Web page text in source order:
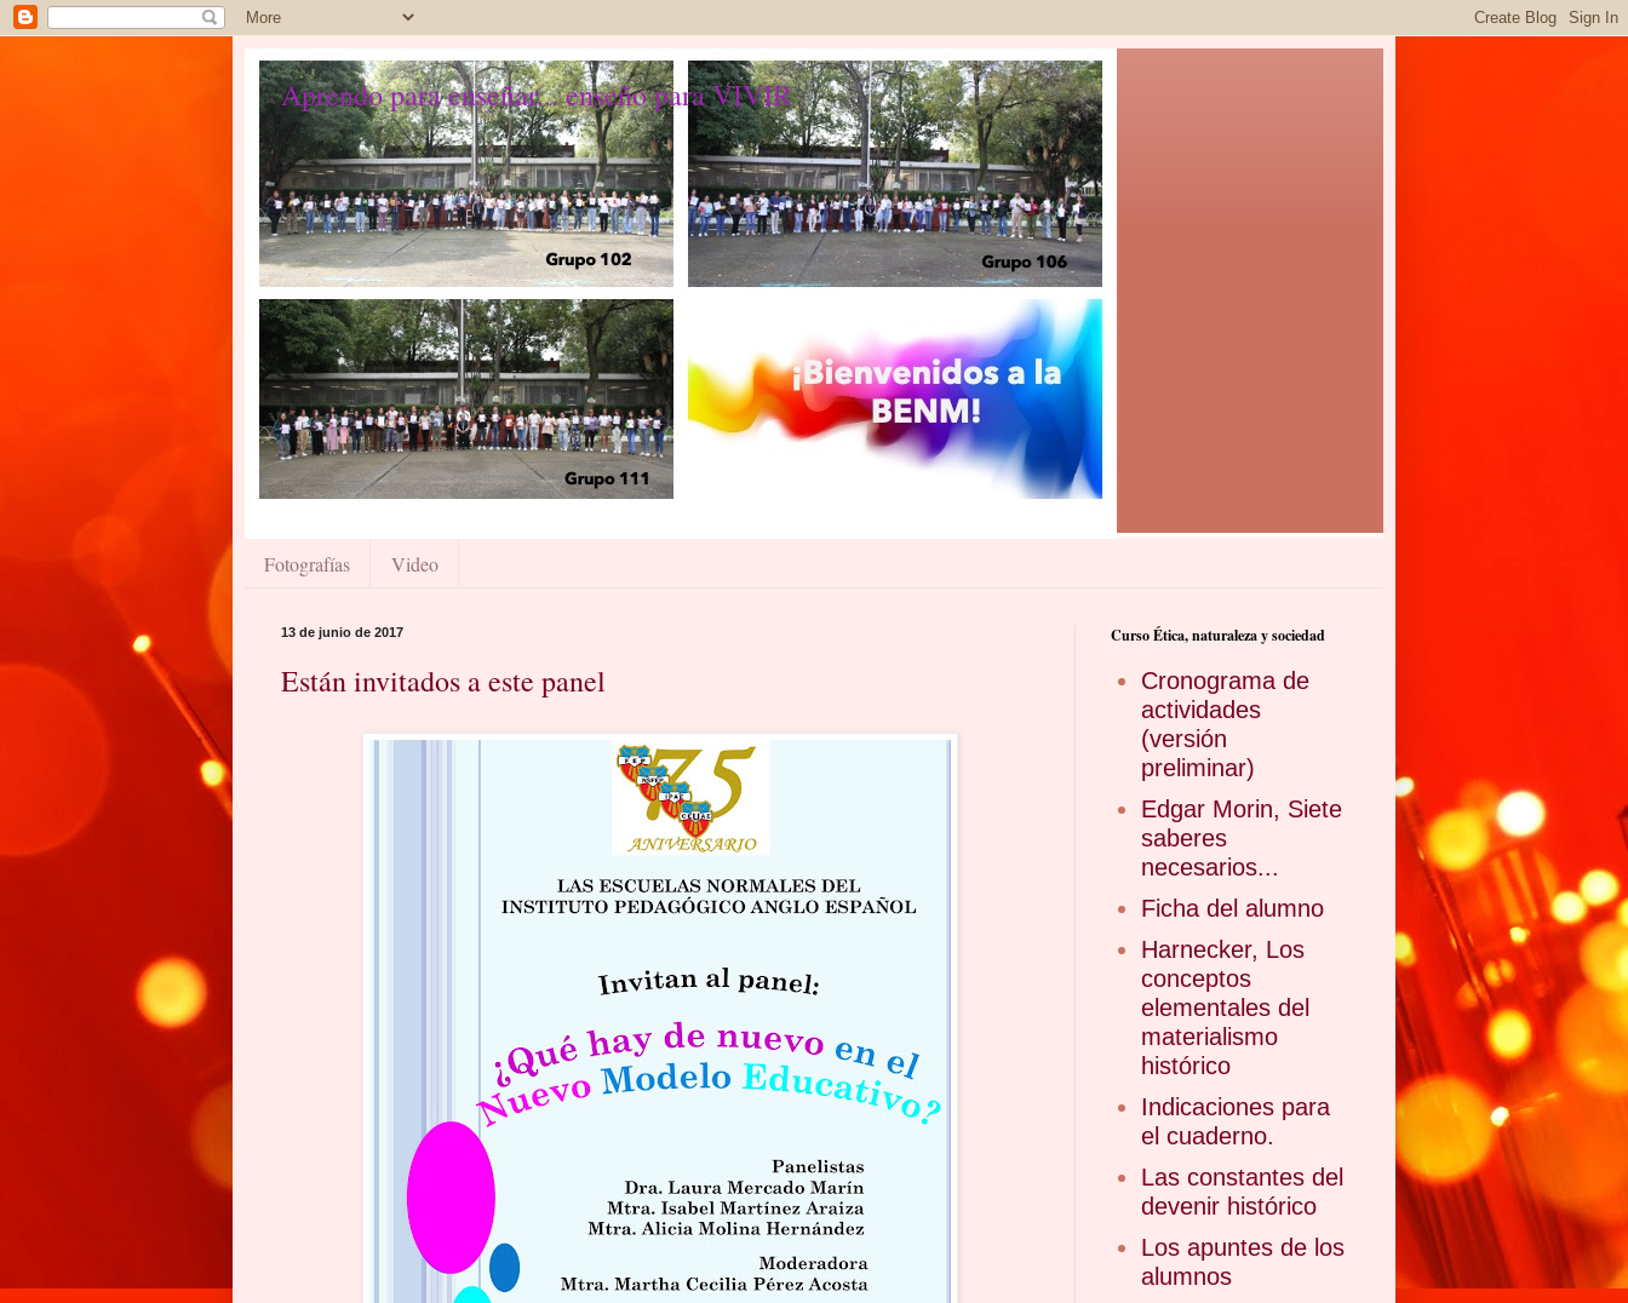
Aprendo para enseñar... enseño para VIVIR
Fotografías Video
13 de junio de 2017
Están invitados a este panel
Curso Ética, naturaleza y sociedad
Cronograma de
actividades
(versión
preliminar)
Edgar Morin, Siete
saberes
necesarios...
Ficha del alumno
Harnecker, Los
conceptos
elementales del
materialismo
histórico
Indicaciones para
el cuaderno.
Las constantes del
devenir histórico
Los apuntes de los
alumnos